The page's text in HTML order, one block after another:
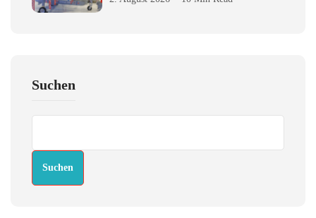
Suchen
Suchen